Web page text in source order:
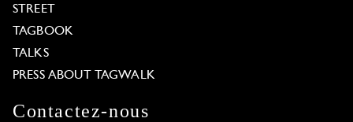
STREET
TAGBOOK
TALKS
PRESS ABOUT TAGWALK
Contactez-nous